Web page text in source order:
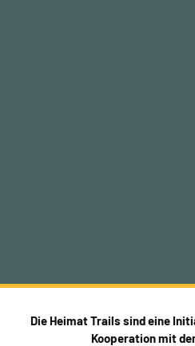
Die Heimat Trails sind eine
Kooperation mit